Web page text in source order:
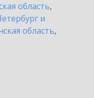
область,
и
область,